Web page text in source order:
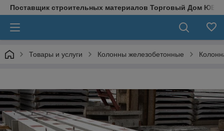
Поставщик строительных материалов Торговый Дом
Товары и услуги Колонны железобетонные